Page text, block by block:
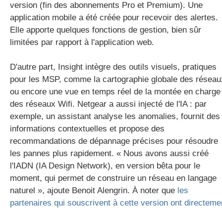
version (fin des abonnements Pro et Premium). Une
application mobile a été créée pour recevoir des alertes.
Elle apporte quelques fonctions de gestion, bien sûr
limitées par rapport à l'application web.
D'autre part, Insight intègre des outils visuels, pratiques
pour les MSP, comme la cartographie globale des
ou encore une vue en temps réel de la montée en charge
des réseaux Wifi. Netgear a aussi injecté de l'IA : par
exemple, un assistant analyse les anomalies, fournit des
informations contextuelles et propose des
recommandations de dépannage précises pour résoudre
les pannes plus rapidement. « Nous avons aussi créé
l'IADN (IA Design Network), en version bêta pour le
moment, qui permet de construire un réseau en langage
naturel », ajoute Benoit Alengrin. À noter que les
partenaires qui souscrivent à cette version ont